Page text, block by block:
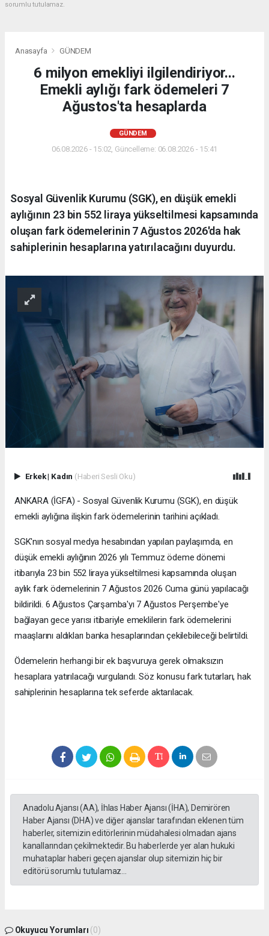
sorumlu tutulamaz.
Anasayfa GÜNDEM
6 milyon emekliyi ilgilendiriyor...
Emekli aylığı fark ödemeleri 7
Ağustos'ta hesaplarda
GÜNDEM
06.08.2026 - 15:02, Güncelleme: 06.08.2026 - 15:41
Sosyal Güvenlik Kurumu (SGK), en düşük emekli
aylığının 23 bin 552 liraya yükseltilmesi kapsamında
oluşan fark ödemelerinin 7 Ağustos 2026'da hak
sahiplerinin hesaplarına yatırılacağını duyurdu.
Erkek| Kadın (Haberi Sesli Oku)
ANKARA (İGFA) - Sosyal Güvenlik Kurumu (SGK), en düşük
emekli aylığına ilişkin fark ödemelerinin tarihini açıkladı.
SGK'nın sosyal medya hesabından yapılan paylaşımda, en
düşük emekli aylığının 2026 yılı Temmuz ödeme dönemi
itibarıyla 23 bin 552 liraya yükseltilmesi kapsamında oluşan
aylık fark ödemelerinin 7 Ağustos 2026 Cuma günü yapılacağı
bildirildi. 6 Ağustos Çarşamba'yı 7 Ağustos Perşembe'ye
bağlayan gece yarısı itibariyle emeklilerin fark ödemelerini
maaşlarını aldıkları banka hesaplarından çekilebileceği belirtildi.
Ödemelerin herhangi bir ek başvuruya gerek olmaksızın
hesaplara yatırılacağı vurgulandı. Söz konusu fark tutarları, hak
sahiplerinin hesaplarına tek seferde aktarılacak.
Anadolu Ajansı (AA), İhlas Haber Ajansı (İHA), Demirören
Haber Ajansı (DHA) ve diğer ajanslar tarafından eklenen tüm
haberler, sitemizin editörlerinin müdahalesi olmadan ajans
kanallarından çekilmektedir. Bu haberlerde yer alan hukuki
muhataplar haberi geçen ajanslar olup sitemizin hiç bir
editörü sorumlu tutulamaz...
Okuyucu Yorumları (0)